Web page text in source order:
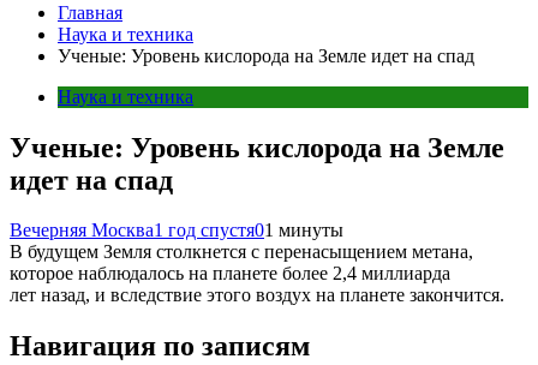
Главная
Наука и техника
Ученые: Уровень кислорода на Земле идет на спад
Наука и техника
Ученые: Уровень кислорода на Земле
идет на спад
Вечерняя Москва1 год спустя01 минуты
В будущем Земля столкнется с перенасыщением метана,
которое наблюдалось на планете более 2,4 миллиарда
лет назад, и вследствие этого воздух на планете закончится.
Навигация по записям